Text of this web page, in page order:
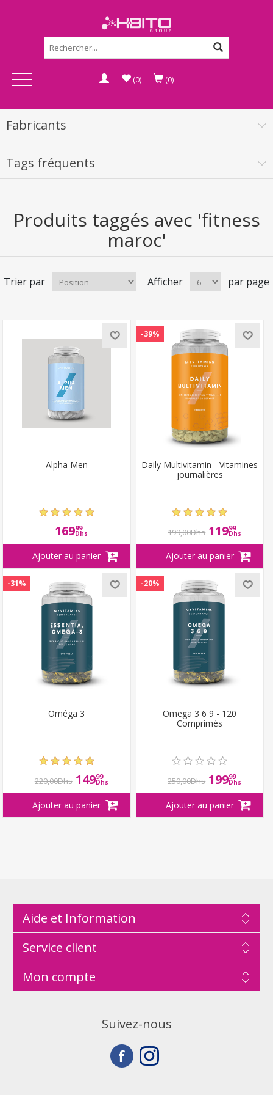
(0) (0)
Fabricants
Tags fréquents
Produits taggés avec 'fitness
maroc'
Trier par Afficher par page
Alpha Men
16999
Dhs
-39%
Daily Multivitamin - Vitamines
journalières
199,00Dhs 11999
Dhs
-31%
Oméga 3
220,00Dhs 14999
Dhs
-20%
Omega 3 6 9 - 120
Comprimés
250,00Dhs 19999
Dhs
Aide et Information
Service client
Mon compte
Suivez-nous